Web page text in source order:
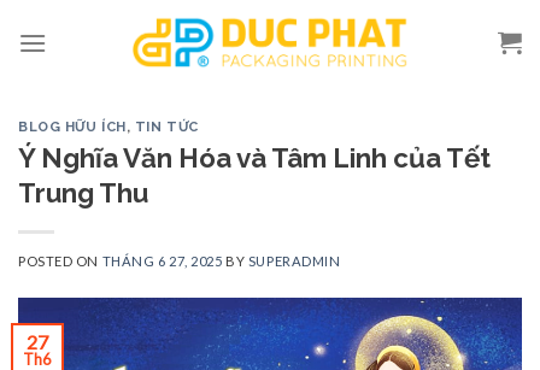
BLOG HỮU ÍCH, TIN TỨC
Ý Nghĩa Văn Hóa và Tâm Linh của Tết
Trung Thu
POSTED ON THÁNG 6 27, 2025 BY SUPERADMIN
27
Th6